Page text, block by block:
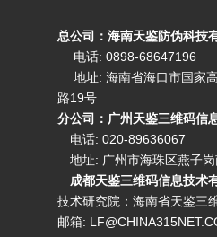
总公司：海南天鉴防伪科技
电话: 0898-68647196
地址: 海南省海口市国家
路19号
分公司：广州天鉴三维码信
电话: 020-89636067
地址: 广州市海珠区燕子
成都天鉴三维码信息技术
技术研究院：海南省天鉴三
邮箱: